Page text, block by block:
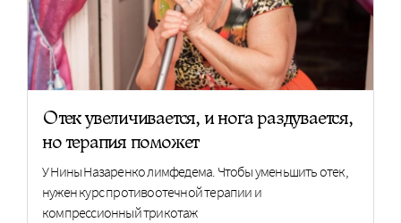
Отек увеличивается, и нога раздувается,
но терапия поможет
У Нины Назаренко лимфедема. Чтобы уменьшить отек,
нужен курс противоотечной терапии и
компрессионный трикотаж